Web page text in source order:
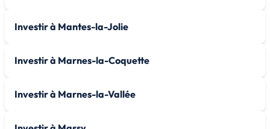
Investir à Mantes-la-Jolie
Investir à Marnes-la-Coquette
Investir à Marnes-la-Vallée